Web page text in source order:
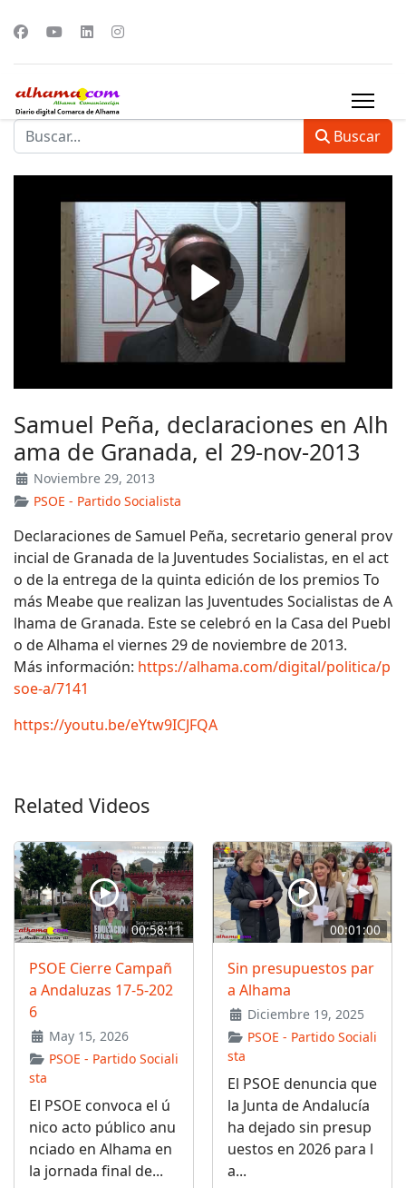
Buscar
Samuel Peña, declaraciones en Alh
ama de Granada, el 29-nov-2013
Noviembre 29, 2013
PSOE - Partido Socialista
Declaraciones de Samuel Peña, secretario general prov
incial de Granada de la Juventudes Socialistas, en el act
o de la entrega de la quinta edición de los premios To
más Meabe que realizan las Juventudes Socialistas de A
lhama de Granada. Este se celebró en la Casa del Puebl
o de Alhama el viernes 29 de noviembre de 2013.
Más información: https://alhama.com/digital/politica/p
soe-a/7141
https://youtu.be/eYtw9ICJFQA
Related Videos
00:58:11
PSOE Cierre Campañ
a Andaluzas 17-5-202
6
May 15, 2026
PSOE - Partido Sociali
sta
El PSOE convoca el ú
nico acto público anu
nciado en Alhama en
la jornada final de...
00:01:00
Sin presupuestos par
a Alhama
Diciembre 19, 2025
PSOE - Partido Sociali
sta
El PSOE denuncia que
la Junta de Andalucía
ha dejado sin presup
uestos en 2026 para l
a...